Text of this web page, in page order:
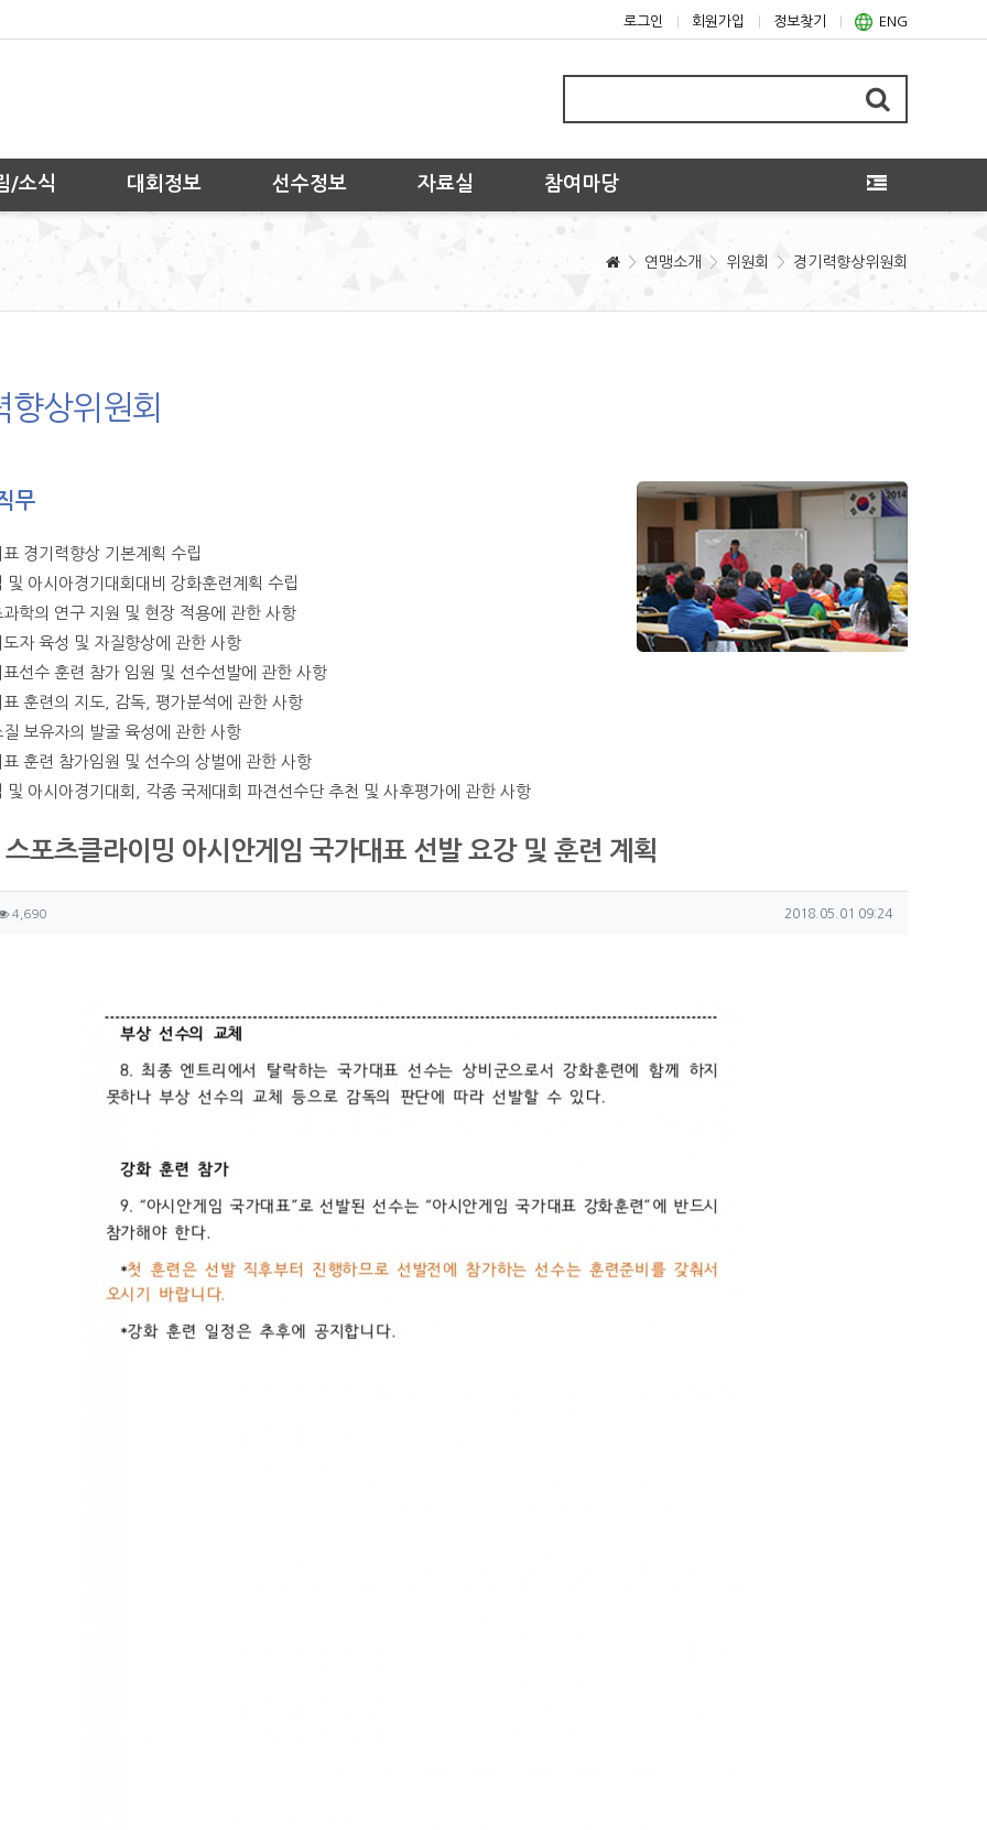
로그인 회원가입 정보찾기 ENG
/소식 대회정보 선수정보 자료실 참여마당
연맹소개 위원회 경기력향상위원회
향상위원회
무
경기력향상 기본계획 수립
및 아시아경기대회대비 강화훈련계획 수립
과학의 연구 지원 및 현장 적용에 관한 사항
도자 육성 및 자질향상에 관한 사항
표선수 훈련 참가 임원 및 선수선발에 관한 사항
표 훈련의 지도, 감독, 평가분석에 관한 사항
질 보유자의 발굴 육성에 관한 사항
표 훈련 참가임원 및 선수의 상벌에 관한 사항
및 아시아경기대회, 각종 국제대회 파견선수단 추천 및 사후평가에 관한 사항
포츠클라이밍 아시안게임 국가대표 선발 요강 및 훈련 계획
정보
성4,690조회 작성일
2018.05.01 09:24
정보